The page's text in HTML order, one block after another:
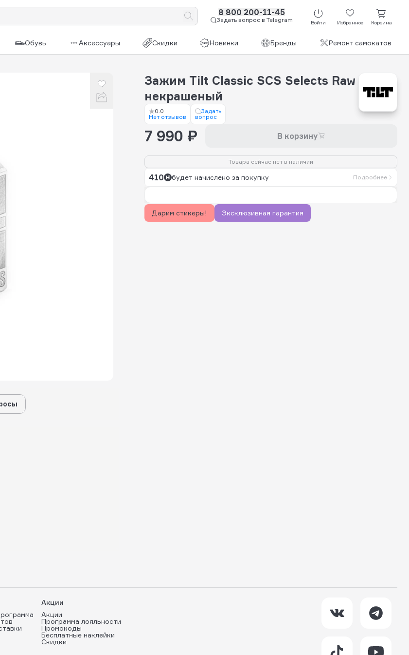
8 800 200-11-45
Задать вопрос в Telegram Войти Избранное Корзина
Обувь Аксессуары Скидки Новинки Бренды Ремонт самокатов
Зажим Tilt Classic SCS Selects Raw
некрашеный
0.0
Нет отзывов
Задать
вопрос
7 990 ₽ В корзину
Товара сейчас нет в наличии
410 будет начислено за покупку Подробнее
Дарим стикеры! Эксклюзивная гарантия
Акции
Акции
Программа лояльности
Промокоды
Бесплатные наклейки
Скидки